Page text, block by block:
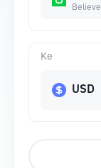
Believe
Ke
USD